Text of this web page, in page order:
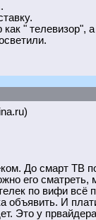
"
До смарт ТВ
его сматреть,
по вифи всё
объявить. И
Это у